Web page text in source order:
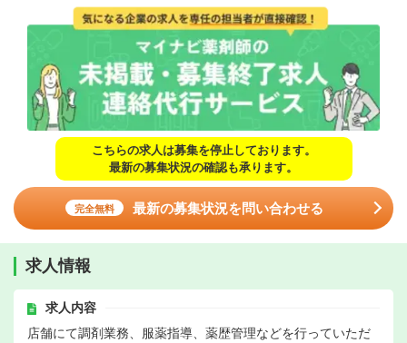
こちらの求人は募集を停止しております。
最新の募集状況の確認も承ります。
完全無料 最新の募集状況を問い合わせる
求人情報
求人内容
店舗にて調剤業務、服薬指導、薬歴管理などを行っていただ